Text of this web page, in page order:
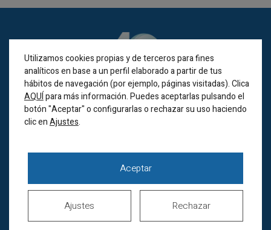
Alameda Recalde 35A
(Bilbao 48011)
Horario de verano
Utilizamos cookies propias y de terceros para fines
analíticos en base a un perfil elaborado a partir de tus
hábitos de navegación (por ejemplo, páginas visitadas). Clica
AQUÍpara más información. Puedes aceptarlas pulsando el
botón "Aceptar" o configurarlas o rechazar su uso haciendo
clic enAjustes.
Aceptar
Rechazar
Ajustes